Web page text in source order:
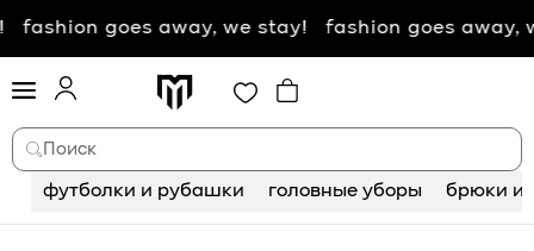
goes away, we stay! fashion goes away,
Поиск
футболки и рубашки головные уборы брюки и